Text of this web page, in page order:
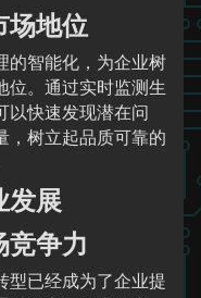
场地位
的智能化，为企业树
位。通过实时监测生
以快速发现潜在问
，树立起品质可靠的
发展
竞争力
型已经成为了企业提